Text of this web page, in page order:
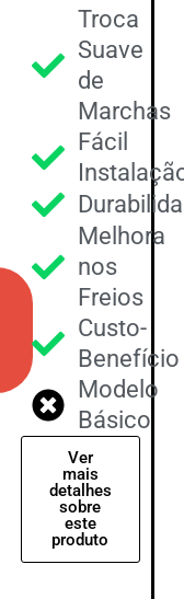
Troca
Suave
de
Marchas
Fácil
Melhora
nos
Freios
Custo-
Benefício
Modelo
Básico
Ver
mais
detalhes
sobre
este
produto